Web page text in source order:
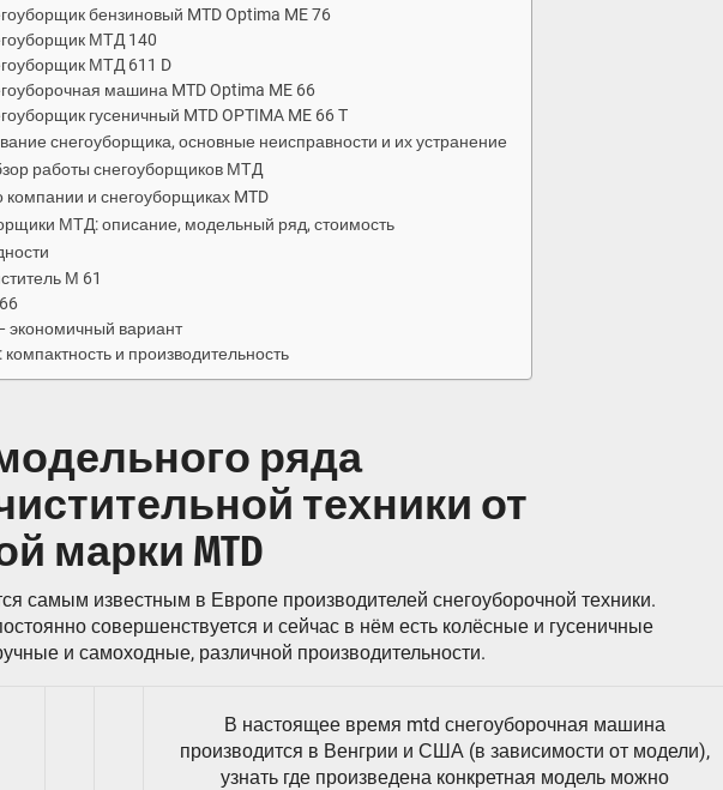
бензиновый MTD Optima ME 76
МТД 140
МТД 611 D
машина MTD Optima ME 66
гусеничный MTD OPTIMA ME 66 T
снегоуборщика, основные неисправности и их устранение
работы снегоуборщиков МТД
и снегоуборщиках MTD
МТД: описание, модельный ряд, стоимость
М 61
экономичный вариант
компактность и производительность
ряда
техники от
марки MTD
самым известным в Европе производителей снегоуборочной техники.
совершенствуется и сейчас в нём есть колёсные и гусеничные
и самоходные, различной производительности.
В настоящее время mtd снегоуборочная машина
производится в Венгрии и США (в зависимости от модели),
узнать где произведена конкретная модель можно